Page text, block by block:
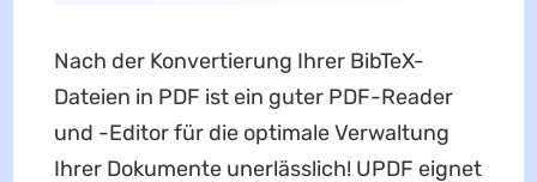
Nach der Konvertierung Ihrer BibTeX-
Dateien in PDF ist ein guter PDF-Reader
und -Editor für die optimale Verwaltung
Ihrer Dokumente unerlässlich! UPDF eignet